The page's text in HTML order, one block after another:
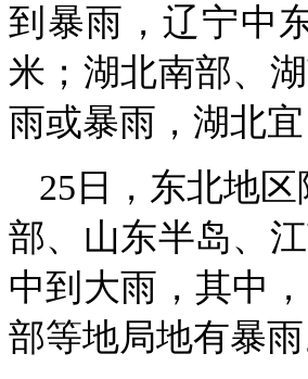
到暴雨，辽宁中
米；湖北南部、
雨或暴雨，湖北
25日，东北地
部、山东半岛、
中到大雨，其中
部等地局地有暴雨